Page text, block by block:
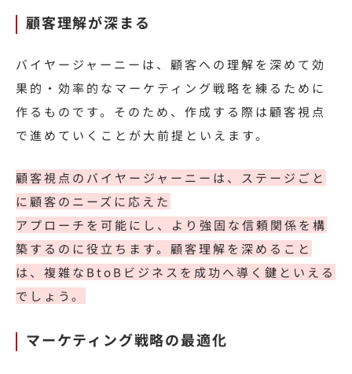
顧客理解が深まる
バイヤージャーニーは、顧客への理解を深めて効
果的・効率的なマーケティング戦略を練るために
作るものです。そのため、作成する際は顧客視点
で進めていくことが大前提といえます。
顧客視点のバイヤージャーニーは、ステージごと
に顧客のニーズに応えた
アプローチを可能にし、より強固な信頼関係を構
築するのに役立ちます。顧客理解を深めること
は、複雑なBtoBビジネスを成功へ導く鍵といえる
でしょう。
マーケティング戦略の最適化